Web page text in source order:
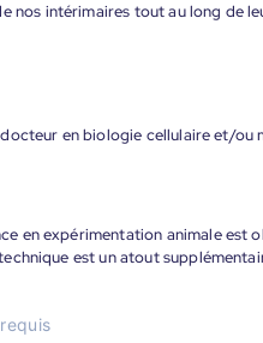
nos intérimaires tout au long de
en biologie cellulaire et/ou
en expérimentation animale est
est un atout